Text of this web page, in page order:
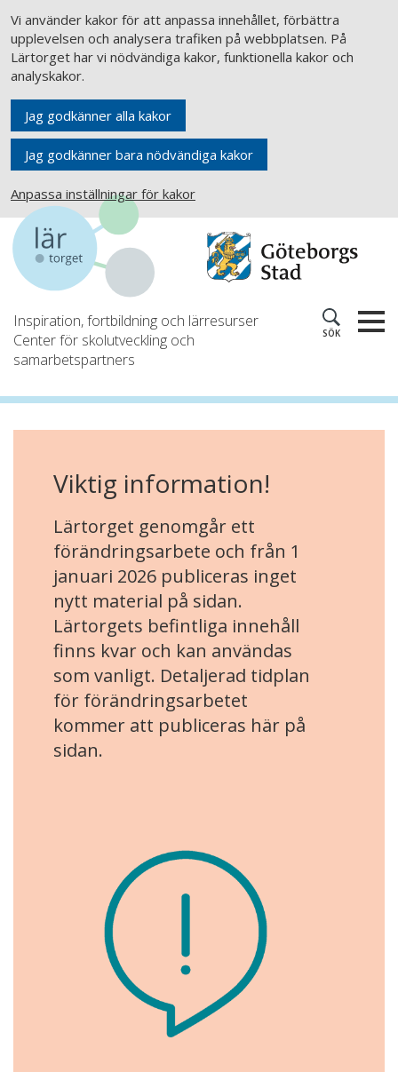
Vi använder kakor för att anpassa innehållet, förbättra
upplevelsen och analysera trafiken på webbplatsen. På
Lärtorget har vi nödvändiga kakor, funktionella kakor och
analyskakor.
Jag godkänner alla kakor
Jag godkänner bara nödvändiga kakor
Anpassa inställningar för kakor
Inspiration, fortbildning och lärresurser
Center för skolutveckling och
samarbetspartners
SÖK
Viktig information!
Lärtorget genomgår ett
förändringsarbete och från 1
januari 2026 publiceras inget
nytt material på sidan.
Lärtorgets befintliga innehåll
finns kvar och kan användas
som vanligt. Detaljerad tidplan
för förändringsarbetet
kommer att publiceras här på
sidan.